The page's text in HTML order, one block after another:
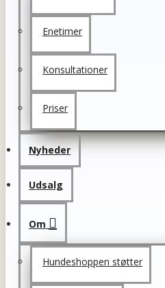
Enetimer
Konsultationer
Priser
Nyheder
Udsalg
Om
Hundeshoppen støtter